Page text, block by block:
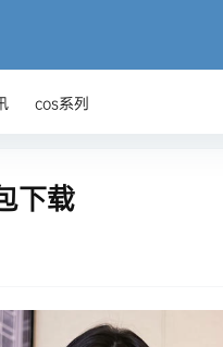
cos系列
下载